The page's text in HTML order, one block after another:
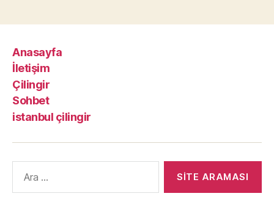
Anasayfa
İletişim
Çilingir
Sohbet
istanbul çilingir
yap: